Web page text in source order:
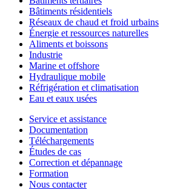
Bâtiments résidentiels
Réseaux de chaud et froid urbains
Énergie et ressources naturelles
Aliments et boissons
Industrie
Marine et offshore
Hydraulique mobile
Réfrigération et climatisation
Eau et eaux usées
Service et assistance
Documentation
Téléchargements
Études de cas
Correction et dépannage
Formation
Nous contacter